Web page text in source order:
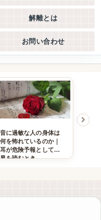
解離とは
お問い合わせ
音に過敏な人の身体は
何を怖れているのか｜
耳が危険予報として世
界を読むとき